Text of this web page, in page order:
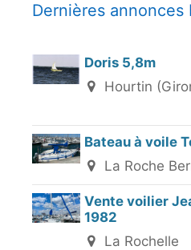
Dernières annonces
Doris 5,8m
Hourtin
Bateau à voile
La Roche
Vente voilier
1982
La Rochelle